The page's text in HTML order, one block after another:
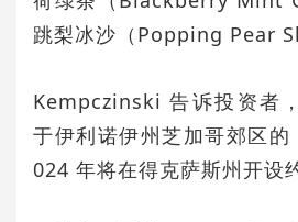
跳梨冰沙（Popping Pear
Kempczinski 告诉投资者
于伊利诺伊州芝加哥郊区
024 年将在得克萨斯州开设